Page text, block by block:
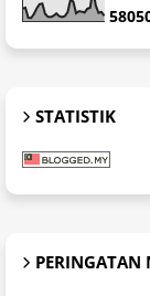
5805
STATISTIK
PERINGATAN